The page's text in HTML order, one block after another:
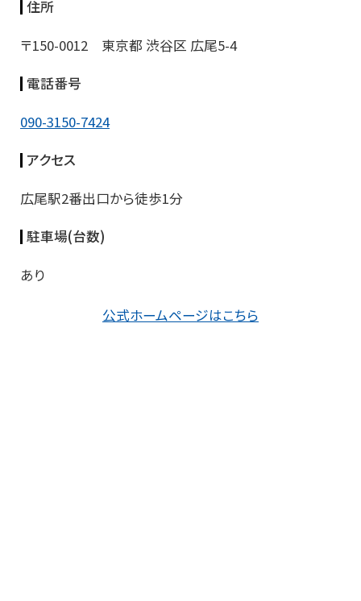
住所
〒150-0012 東京都 渋谷区 広尾5-4
電話番号
090-3150-7424
アクセス
広尾駅2番出口から徒歩1分
駐車場(台数)
あり
公式ホームページはこちら